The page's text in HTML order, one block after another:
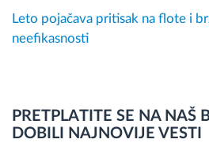
Leto pojačava pritisak na flote i
neefikasnosti
PRETPLATITE SE NA NAŠ
DOBILI NAJNOVIJE VESTI